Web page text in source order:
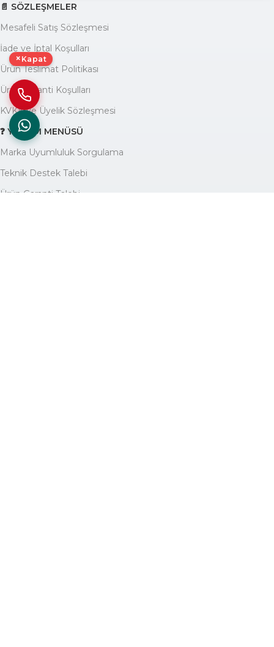
📄 SÖZLEŞMELER
Mesafeli Satış Sözleşmesi
İade ve İptal Koşulları
Ürün Teslimat Politikası
Ürün Garanti Koşulları
KVKK ve Üyelik Sözleşmesi
❓ YARDIM MENÜSÜ
Marka Uyumluluk Sorgulama
Teknik Destek Talebi
Ürün Garanti Talebi
× Kapat